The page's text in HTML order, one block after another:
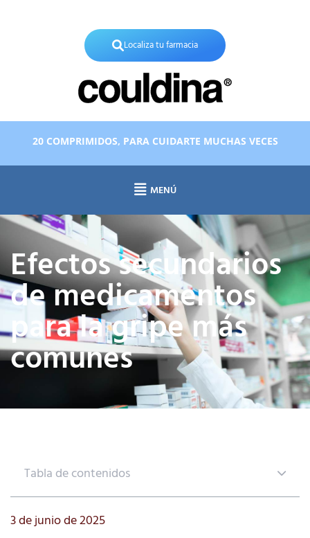
Localiza tu farmacia
20 COMPRIMIDOS, PARA CUIDARTE MUCHAS VECES
MENÚ
Efectos secundarios
de medicamentos
para la gripe más
comunes
Tabla de contenidos
3 de junio de 2025